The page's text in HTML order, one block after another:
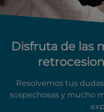
Disfruta de las
Resolvemos tus
sospechosas y mucho